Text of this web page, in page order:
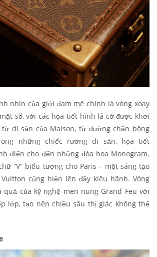
nhìn của giới đam mê chính là vòng xoay
số, với các họa tiết hình lá cờ được khơi
di sản của Maison, từ đường chần bông
những chiếc rương di sản, họa tiết
điển cho đến những đóa hoa Monogram.
“V” biểu tượng cho Paris – một sáng tạo
Vuitton cũng hiện lên đầy kiêu hãnh. Vòng
quả của kỹ nghệ men nung Grand Feu với
lớp, tạo nên chiều sâu thị giác không thể